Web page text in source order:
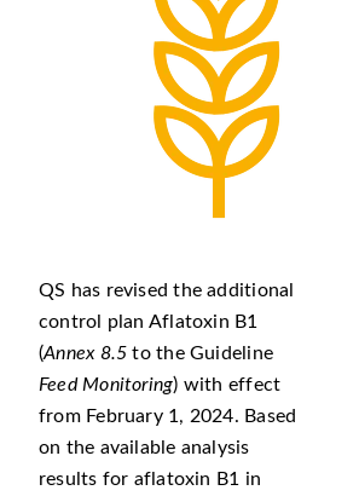
QS has revised the additional
control plan Aflatoxin B1
(Annex 8.5 to the Guideline
Feed Monitoring) with effect
from February 1, 2024. Based
on the available analysis
results for aflatoxin B1 in